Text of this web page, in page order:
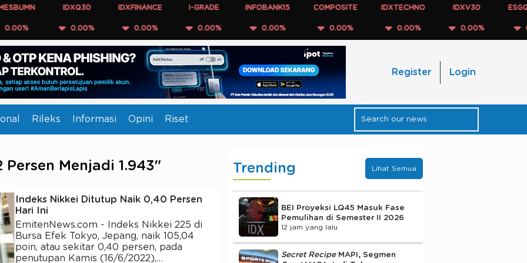
IDXQ30
0.00%
IDXFINANCE
0.00%
I-GRADE
0.00%
INFOBANK15
0.00%
COMPOSITE
0.00%
IDXTECHNO
0.00%
IDXV30
0.00%
Register Login
Rileks Informasi Opini Riset
Menjadi 1.943"
Indeks Nikkei Ditutup Naik 0,40 Persen
Hari Ini
EmitenNews.com - Indeks Nikkei 225 di
Bursa Efek Tokyo, Jepang, naik 105,04
poin, atau sekitar 0,40 persen, pada
penutupan Kamis (16/6/2022),…
Trending Lihat Semua
BEI Proyeksi LQ45 Masuk Fase
Pemulihan di Semester II 2026
12 jam yang lalu
Secret RecipeMAPI, Segmen